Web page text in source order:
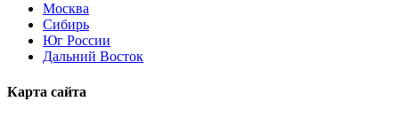
Москва
Сибирь
Юг России
Дальний Восток
Карта сайта